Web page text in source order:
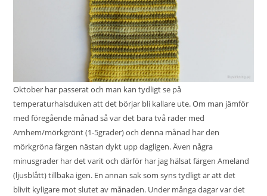
Oktober har passerat och man kan tydligt se på
temperaturhalsduken att det börjar bli kallare ute. Om man jämför
med föregående månad så var det bara två rader med
Arnhem/mörkgrönt (1-5grader) och denna månad har den
mörkgröna färgen nästan dykt upp dagligen. Även några
minusgrader har det varit och därför har jag hälsat färgen Ameland
(ljusblått) tillbaka igen. En annan sak som syns tydligt är att det
blivit kyligare mot slutet av månaden. Under många dagar var det